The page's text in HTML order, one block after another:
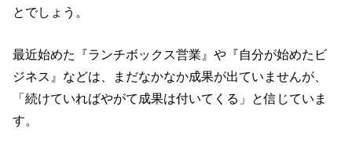
とでしょう。
最近始めた『ランチボックス営業』や『自分が始めたビ
ジネス』などは、まだなかなか成果が出ていませんが、
「続けていればやがて成果は付いてくる」と信じていま
す。